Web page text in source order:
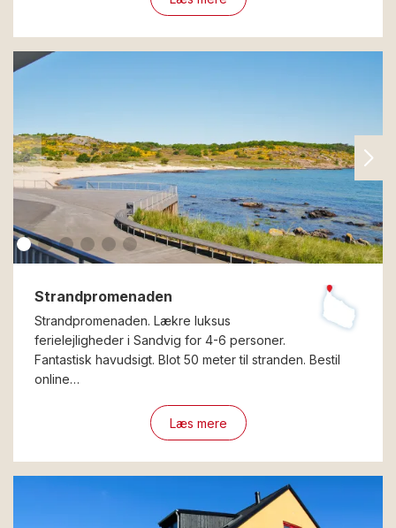
Strandpromenaden
Strandpromenaden. Lækre luksus
ferielejligheder i Sandvig for 4-6 personer.
Fantastisk havudsigt. Blot 50 meter til stranden. Bestil
online…
Læs mere